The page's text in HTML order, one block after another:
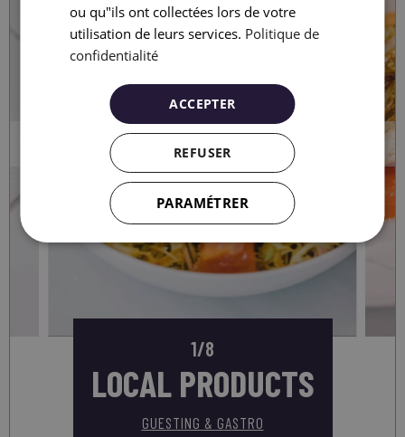
1/8
LOCAL PRODUCTS
GUESTING & GASTRO
ou qu"ils ont collectées lors de votre
utilisation de leurs services. Politique de
confidentialité
ACCEPTER
REFUSER
PARAMÉTRER